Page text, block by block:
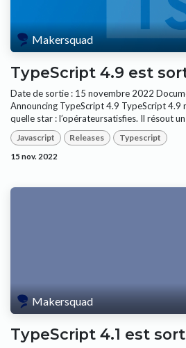
Makersquad
TypeScript 4.9 est
Date de sortie : 15 novembre 2022
Announcing TypeScript 4.9 TypeScript 4.9
quelle star : l’opérateursatisfies. Il résout
Javascript Releases Typescript
15 nov. 2022
Makersquad
TypeScript 4.1 est